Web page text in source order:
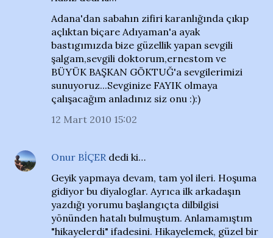
Adana'dan sabahın zifiri karanlığında çıkıp
açlıktan biçare Adıyaman'a ayak
bastıgımızda bize güzellik yapan sevgili
şalgam,sevgili doktorum,ernestom ve
BÜYÜK BAŞKAN GÖKTUĞ'a sevgilerimizi
sunuyoruz...Sevginize FAYIK olmaya
çalışacağım anladınız siz onu :):)
12 Mart 2010 15:02
Onur BİÇER dedi ki…
Geyik yapmaya devam, tam yol ileri. Hoşuma
gidiyor bu diyaloglar. Ayrıca ilk arkadaşın
yazdığı yorumu başlangıçta dilbilgisi
yönünden hatalı bulmuştum. Anlamamıştım
"hikayelerdi" ifadesini. Hikayelemek, güzel bir